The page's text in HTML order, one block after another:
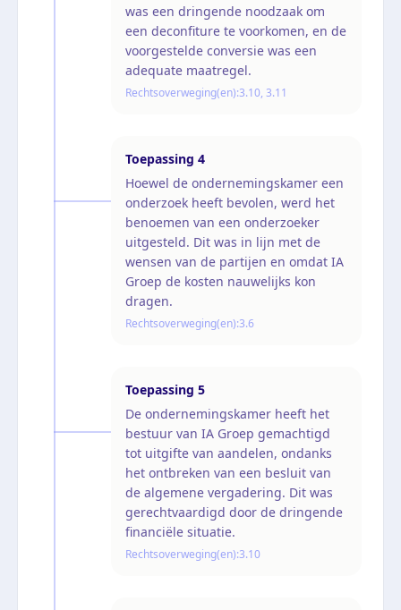
was een dringende noodzaak om
een deconfiture te voorkomen, en de
voorgestelde conversie was een
adequate maatregel.
Rechtsoverweging(en):3.10, 3.11
Toepassing 4
Hoewel de ondernemingskamer een
onderzoek heeft bevolen, werd het
benoemen van een onderzoeker
uitgesteld. Dit was in lijn met de
wensen van de partijen en omdat IA
Groep de kosten nauwelijks kon
dragen.
Rechtsoverweging(en):3.6
Toepassing 5
De ondernemingskamer heeft het
bestuur van IA Groep gemachtigd
tot uitgifte van aandelen, ondanks
het ontbreken van een besluit van
de algemene vergadering. Dit was
gerechtvaardigd door de dringende
financiële situatie.
Rechtsoverweging(en):3.10